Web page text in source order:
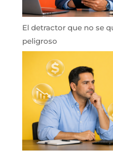
El detractor que no se
peligroso